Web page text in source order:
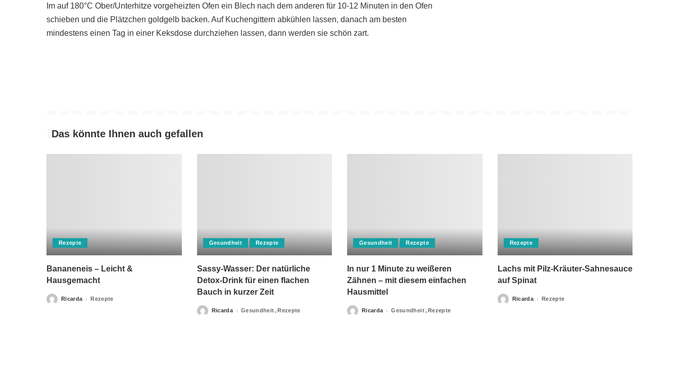
Im auf 180°C Ober/Unterhitze vorgeheizten Ofen ein Blech nach dem anderen für 10-12 Minuten in den Ofen
schieben und die Plätzchen goldgelb backen. Auf Kuchengittern abkühlen lassen, danach am besten
mindestens einen Tag in einer Keksdose durchziehen lassen, dann werden sie schön zart.
Das könnte Ihnen auch gefallen
Rezepte
Bananeneis – Leicht &
Hausgemacht
PostedRicarda Rezepte
Gesundheit Rezepte
Sassy-Wasser: Der natürliche
Detox-Drink für einen flachen
Bauch in kurzer Zeit
PostedRicarda Gesundheit Rezepte
Gesundheit Rezepte
In nur 1 Minute zu weißeren
Zähnen – mit diesem einfachen
Hausmittel
PostedRicarda Gesundheit Rezepte
Rezepte
Lachs mit Pilz-Kräuter-Sahnesauce
auf Spinat
PostedRicarda Rezepte